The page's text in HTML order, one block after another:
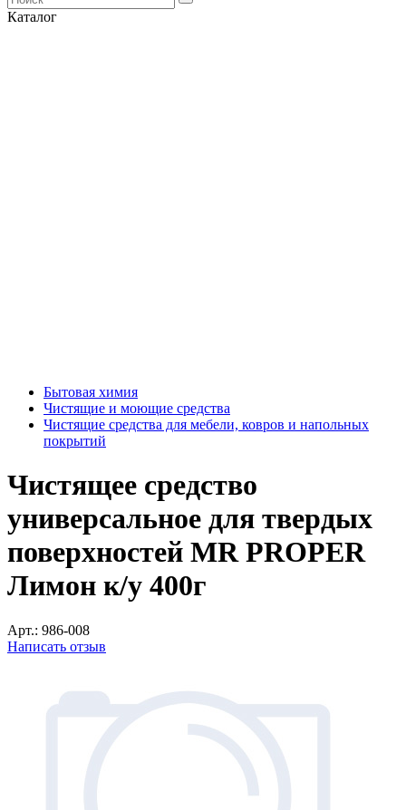
Каталог
Бытовая химия
Чистящие и моющие средства
Чистящие средства для мебели, ковров и напольных
покрытий
Чистящее средство
универсальное для твердых
поверхностей MR PROPER
Лимон к/у 400г
Арт.: 986-008
Написать отзыв